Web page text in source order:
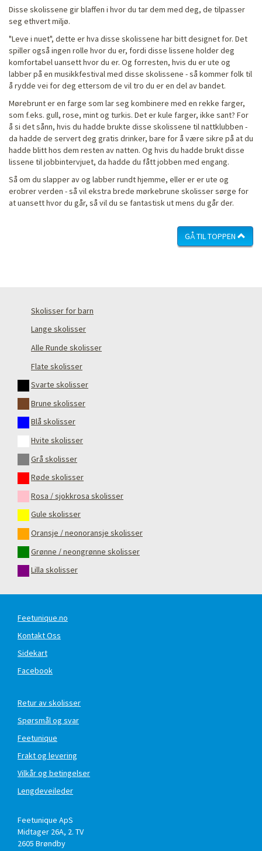
Disse skolissene gir blaffen i hvor du tar dem med deg, de tilpasser
seg ethvert miljø.
"Leve i nuet", dette er hva disse skolissene har bitt designet for. Det
spiller også ingen rolle hvor du er, fordi disse lissene holder deg
komfortabel uansett hvor du er. Og forresten, hvis du er ute og
labber på en musikkfestival med disse skolissene - så kommer folk til
å rydde vei for deg ettersom de vil tro du er en del av bandet.
Mørebrunt er en farge som lar seg kombinere med en rekke farger,
som f.eks. gull, rose, mint og turkis. Det er kule farger, ikke sant? For
å si det sånn, hvis du hadde brukte disse skolissene til nattklubben -
da hadde de servert deg gratis drinker, bare for å være sikre på at du
hadde blitt hos dem resten av natten. Og hvis du hadde brukt disse
lissene til jobbintervjuet, da hadde du fått jobben med engang.
Så om du slapper av og labber rundt hjemme, eller er er ute og
erobrer verden - så vil ekstra brede mørkebrune skolisser sørge for
at uansett hvor du går, så vil du se fantastisk ut mens du går der.
GÅ TIL TOPPEN
Skolisser for barn
Lange skolisser
Alle Runde skolisser
Flate skolisser
Svarte skolisser
Brune skolisser
Blå skolisser
Hvite skolisser
Grå skolisser
Røde skolisser
Rosa / sjokkrosa skolisser
Gule skolisser
Oransje / neonoransje skolisser
Grønne / neongrønne skolisser
Lilla skolisser
Feetunique.no
Kontakt Oss
Sidekart
Facebook
Retur av skolisser
Spørsmål og svar
Feetunique
Frakt og levering
Vilkår og betingelser
Lengdeveileder
Feetunique ApS
Midtager 26A, 2. TV
2605 Brøndby